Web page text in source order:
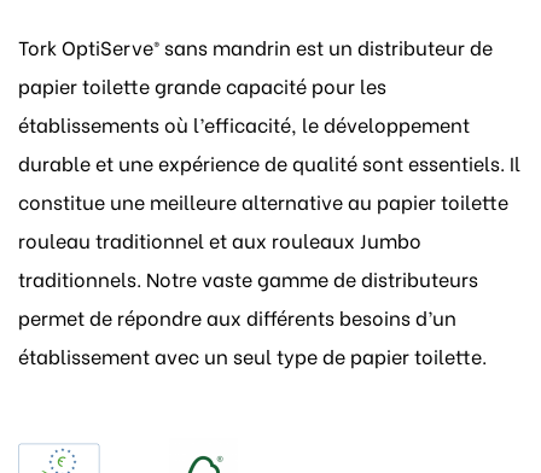
Tork OptiServe® sans mandrin est un distributeur de
papier toilette grande capacité pour les
établissements où l’efficacité, le développement
durable et une expérience de qualité sont essentiels. Il
constitue une meilleure alternative au papier toilette
rouleau traditionnel et aux rouleaux Jumbo
traditionnels. Notre vaste gamme de distributeurs
permet de répondre aux différents besoins d’un
établissement avec un seul type de papier toilette.